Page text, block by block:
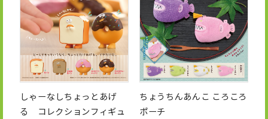
しゃーなしちょっとあげ
る コレクションフィギュ
ちょうちんあんこ ころころ
ポーチ